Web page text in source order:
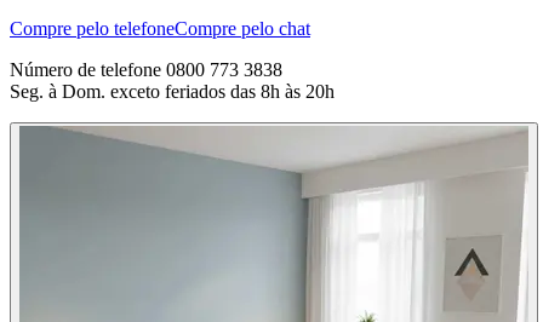
Compre pelo telefoneCompre pelo chat
Número de telefone 0800 773 3838
Seg. à Dom. exceto feriados das 8h às 20h